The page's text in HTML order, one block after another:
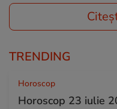
TRENDING
Horoscop
Horoscop 23 iulie